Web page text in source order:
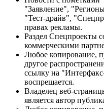
"Заявление",
"Тест-драйв",
правах рекламы.
Раздел Спецпроекты
коммерческими
Любое копирование,
другое
ссылку на
воспрещается.
Владелец веб-
является автор